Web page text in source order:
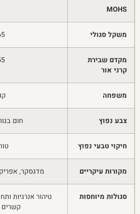
MOHS
משקל סגולי
מקדם שבירת
קרני אור
משפחה
צבע נפוץ חום
חיקוי טבעי נפוץ
מקורות עיקריים מדגסקר,
סגולות מיוחסות
טיהור אנרגיות
קשרים